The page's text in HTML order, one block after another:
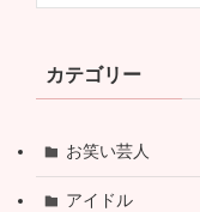
カテゴリー
お笑い芸人
アイドル